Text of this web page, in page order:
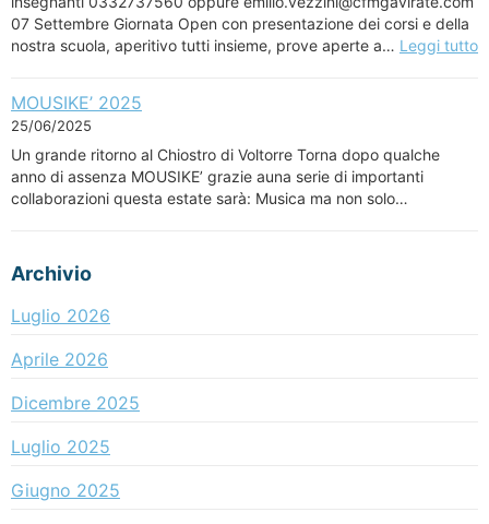
07 Settembre Giornata Open con presentazione dei corsi e della
nostra scuola, aperitivo tutti insieme, prove aperte a… Leggi tutto
MOUSIKE’ 2025
25/06/2025
Un grande ritorno al Chiostro di Voltorre Torna dopo qualche
anno di assenza MOUSIKE’ grazie auna serie di importanti
collaborazioni questa estate sarà: Musica ma non solo…
Archivio
Luglio 2026
Aprile 2026
Dicembre 2025
Luglio 2025
Giugno 2025